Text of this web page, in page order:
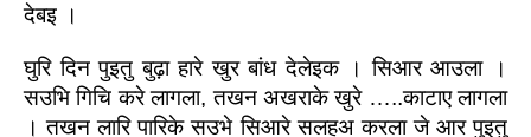
देबइ ।
घुरि दिन पुइतु बुढ़ा हारे खुर बांध देलेइक । सिआर आउला ।
सउभि गिचि करे लागला, तखन अखराके खुरे …..काटाए लागला
। तखन लारि पारिके सउभे सिआरे सलहअ करला जे आर पुइतु